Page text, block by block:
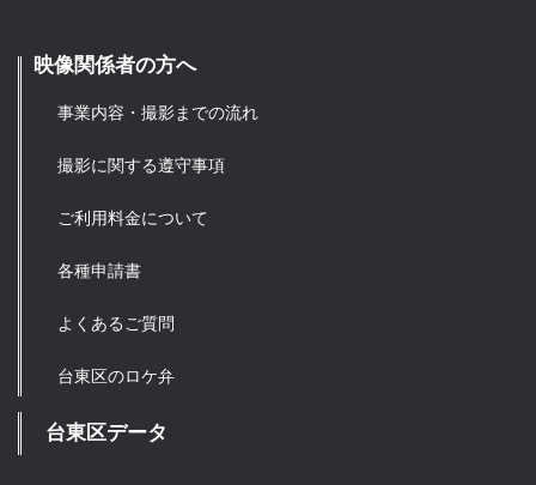
映像関係者の方へ
事業内容・撮影までの流れ
撮影に関する遵守事項
ご利用料金について
各種申請書
よくあるご質問
台東区のロケ弁
台東区データ